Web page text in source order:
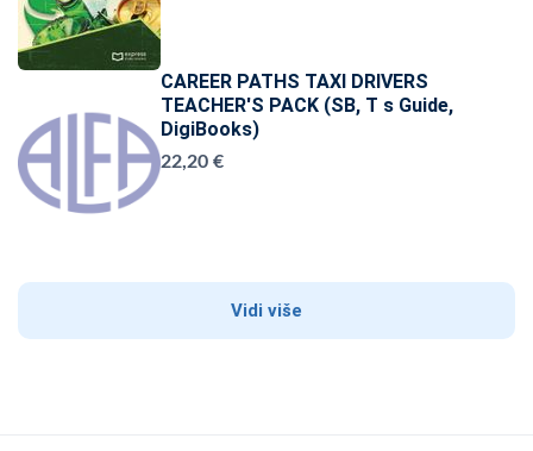
CAREER PATHS TAXI DRIVERS
TEACHER'S PACK (SB, T s Guide,
DigiBooks)
22,20 €
Vidi više